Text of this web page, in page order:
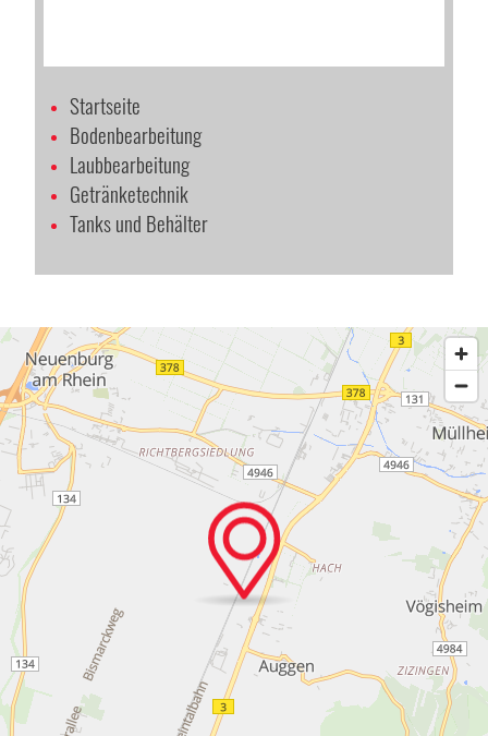
Startseite
Bodenbearbeitung
Laubbearbeitung
Getränketechnik
Tanks und Behälter